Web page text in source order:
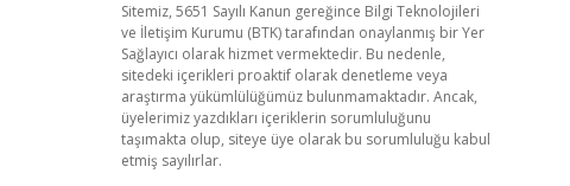
Sitemiz, 5651 Sayılı Kanun gereğince Bilgi Teknolojileri
ve İletişim Kurumu (BTK) tarafından onaylanmış bir Yer
Sağlayıcı olarak hizmet vermektedir. Bu nedenle,
sitedeki içerikleri proaktif olarak denetleme veya
araştırma yükümlülüğümüz bulunmamaktadır. Ancak,
üyelerimiz yazdıkları içeriklerin sorumluluğunu
taşımakta olup, siteye üye olarak bu sorumluluğu kabul
etmiş sayılırlar.